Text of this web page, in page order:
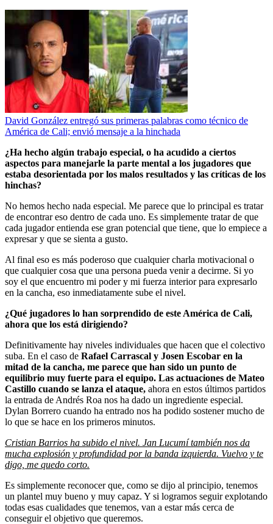
David González entregó sus primeras palabras como técnico de
América de Cali; envió mensaje a la hinchada
¿Ha hecho algún trabajo especial, o ha acudido a ciertos
aspectos para manejarle la parte mental a los jugadores que
estaba desorientada por los malos resultados y las críticas de los
hinchas?
No hemos hecho nada especial. Me parece que lo principal es tratar
de encontrar eso dentro de cada uno. Es simplemente tratar de que
cada jugador entienda ese gran potencial que tiene, que lo empiece a
expresar y que se sienta a gusto.
Al final eso es más poderoso que cualquier charla motivacional o
que cualquier cosa que una persona pueda venir a decirme. Si yo
soy el que encuentro mi poder y mi fuerza interior para expresarlo
en la cancha, eso inmediatamente sube el nivel.
¿Qué jugadores lo han sorprendido de este América de Cali,
ahora que los está dirigiendo?
Definitivamente hay niveles individuales que hacen que el colectivo
suba. En el caso de Rafael Carrascal y Josen Escobar en la
mitad de la cancha, me parece que han sido un punto de
equilibrio muy fuerte para el equipo. Las actuaciones de Mateo
Castillo cuando se lanza el ataque, ahora en estos últimos partidos
la entrada de Andrés Roa nos ha dado un ingrediente especial.
Dylan Borrero cuando ha entrado nos ha podido sostener mucho de
lo que se hace en los primeros minutos.
Cristian Barrios ha subido el nivel. Jan Lucumí también nos da
mucha explosión y profundidad por la banda izquierda. Vuelvo y te
digo, me quedo corto.
Es simplemente reconocer que, como se dijo al principio, tenemos
un plantel muy bueno y muy capaz. Y si logramos seguir explotando
todas esas cualidades que tenemos, van a estar más cerca de
conseguir el objetivo que queremos.